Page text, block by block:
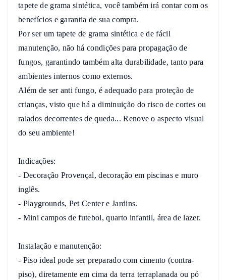
tapete de grama sintética, você também irá contar com os
benefícios e garantia de sua compra.
Por ser um tapete de grama sintética e de fácil
manutenção, não há condições para propagação de
fungos, garantindo também alta durabilidade, tanto para
ambientes internos como externos.
Além de ser anti fungo, é adequado para proteção de
crianças, visto que há a diminuição do risco de cortes ou
ralados decorrentes de queda... Renove o aspecto visual
do seu ambiente!
Indicações:
- Decoração Provençal, decoração em piscinas e muro
inglês.
- Playgrounds, Pet Center e Jardins.
- Mini campos de futebol, quarto infantil, área de lazer.
Instalação e manutenção:
- Piso ideal pode ser preparado com cimento (contra-
piso), diretamente em cima da terra terraplanada ou pó